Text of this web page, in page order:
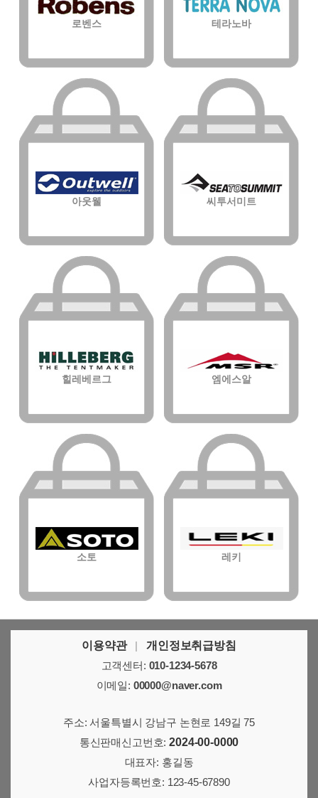
로벤스 테라노바
아웃웰 씨투서미트
힐레베르그 엠에스알
소토 레키
이용약관 |
개인정보취급방침
고객센터: 010-1234-5678
이메일: 00000@naver.com
주소: 서울특별시 강남구 논현로 149길 75
통신판매신고번호:2024-00-0000
대표자: 홍길동
사업자등록번호: 123-45-67890